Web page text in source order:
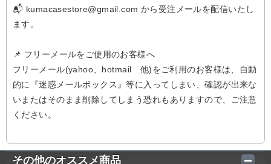
📬 kumacasestore@gmail.com から受注メールを配信いたし
ます。
📌 フリーメールをご使用のお客様へ
フリーメール(yahoo、hotmail 他)をご利用のお客様は、自動
的に『迷惑メールボックス』等に入ってしまい、確認が出来な
いまたはそのまま削除してしまう恐れもありますので、ご注意
ください。
その他のオススメ商品